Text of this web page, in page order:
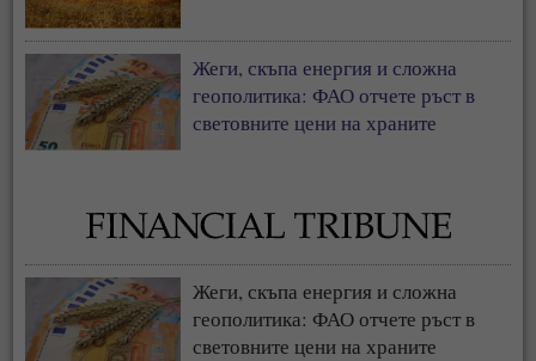
Жеги, скъпа енергия и сложна
геополитика: ФАО отчете ръст в
световните цени на храните
Жеги, скъпа енергия и сложна
геополитика: ФАО отчете ръст в
световните цени на храните